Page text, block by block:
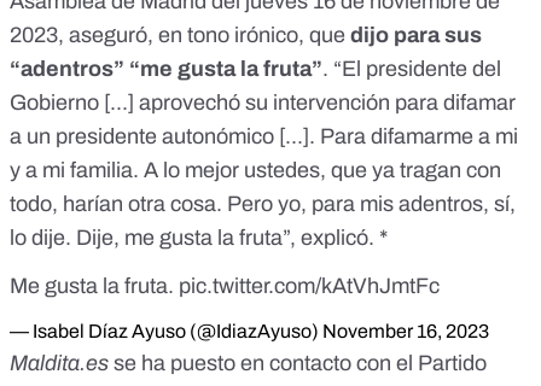
2023, aseguró, en tono irónico, que dijo para sus
“adentros” “me gusta la fruta”. “El presidente del
Gobierno [...] aprovechó su intervención para difamar
a un presidente autonómico [...]. Para difamarme a mi
y a mi familia. A lo mejor ustedes, que ya tragan con
todo, harían otra cosa. Pero yo, para mis adentros, sí,
lo dije. Dije, me gusta la fruta”, explicó. *
Me gusta la fruta. pic.twitter.com/kAtVhJmtFc
— Isabel Díaz Ayuso (@IdiazAyuso) November 16, 2023
Maldita.es se ha puesto en contacto con el Partido